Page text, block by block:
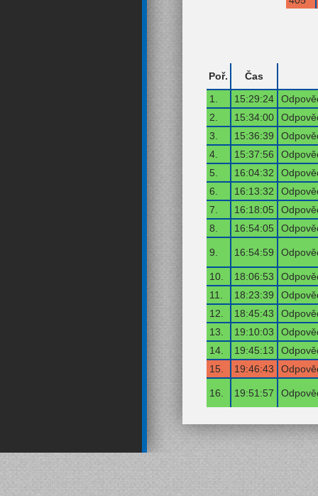
Poř.
Čas
1.
15:29:24
2.
15:34:00
3.
15:36:39
4.
15:37:56
5.
16:04:32
6.
16:13:32
7.
16:18:05
8.
16:54:05
9. 16:54:59
10. 18:06:53
11.
18:23:39
12.
18:45:43
13.
19:10:03
14.
19:45:13
15.
19:46:43
16. 19:51:57